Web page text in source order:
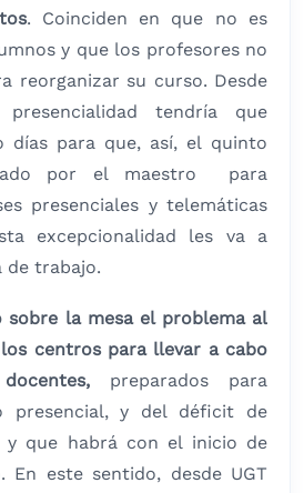
. Coinciden en que no es
y que los profesores no
reorganizar su curso. Desde
tendría que
días para que, así, el quinto
por el maestro para
presenciales y telemáticas
excepcionalidad les va a
de trabajo.
sobre la mesa el problema al
centros para llevar a cabo
preparados para
presencial, y del déficit de
y que habrá con el inicio de
En este sentido, desde UGT